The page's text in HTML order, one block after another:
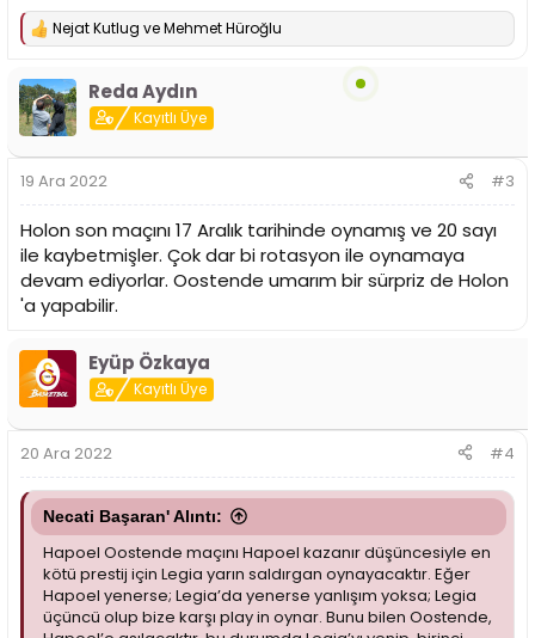
T
k
i
l
:
Nejat Kutlug veMehmet Hüroğlu
Reda Aydın
Kayıtlı Üye
19 Ara 2022 #3
Holon son maçını 17 Aralık tarihinde oynamış ve 20 sayı
ile kaybetmişler. Çok dar bi rotasyon ile oynamaya
devam ediyorlar. Oostende umarım bir sürpriz de Holon
'a yapabilir.
Eyüp Özkaya
Kayıtlı Üye
20 Ara 2022 #4
Necati Başaran' Alıntı:
Hapoel Oostende maçını Hapoel kazanır düşüncesiyle en
kötü prestij için Legia yarın saldırgan oynayacaktır. Eğer
Hapoel yenerse; Legia’da yenerse yanlışım yoksa; Legia
üçüncü olup bize karşı play in oynar. Bunu bilen Oostende,